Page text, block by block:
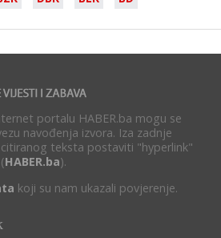
portalu HABER.ba mogu se
navođenja izvora. Iza zadnje
teksta postaviti "hyperlink"
HABER.ba).
koji su nam ukazali povjerenje.